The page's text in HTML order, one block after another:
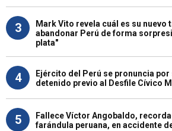
3
Mark Vito revela cuál es su nuevo
abandonar Perú de forma
plata"
4
Ejército del Perú se pronuncia
detenido previo al Desfile Cívico
5
Fallece Víctor Angobaldo,
farándula peruana, en accidente